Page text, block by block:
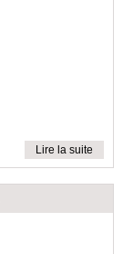
Lire la suite